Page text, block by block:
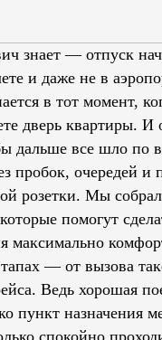
знает — отпуск
и даже не в
в тот момент,
дверь квартиры. И
дальше все шло по
пробок, очередей и
розетки. Мы
помогут
максимально
— от вызова
Ведь хорошая
пункт назначения
спокойно